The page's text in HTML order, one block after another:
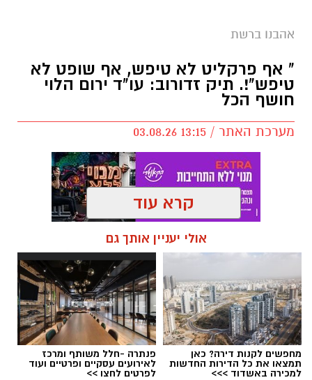
אהבנו ברשת
" אף פרקליט לא טיפש, אף שופט לא
טיפש"!. תיק זדורוב: עו"ד ירום הלוי
חושף הכל
מערכת האתר / 13:15 03.08.26
מי רצח את תאיר ראדה, תיק זדורוב
ירום הלוי, אילנה ראדה,
המשפט החוזר של רומן
זדורוב
קרא עוד
אולי יעניין אותך גם
מחפשים לקנות דירה? כאן
תמצאו את כל הדירות החדשות
למכירה באשדוד >>>
פנתרה -חלל משותף ומרכז
לאירועים עסקיים ופרטיים ועוד
לפרטים לחצו >>